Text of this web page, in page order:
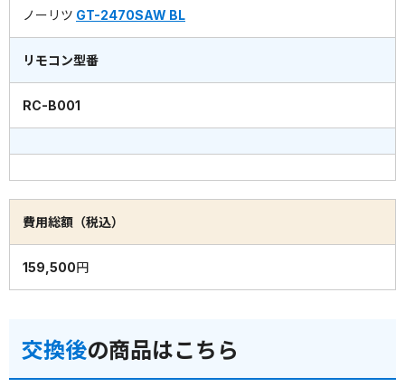
ノーリツ GT-2470SAW BL
リモコン型番
RC-B001
費用総額（税込）
159,500円
交換後の商品はこちら